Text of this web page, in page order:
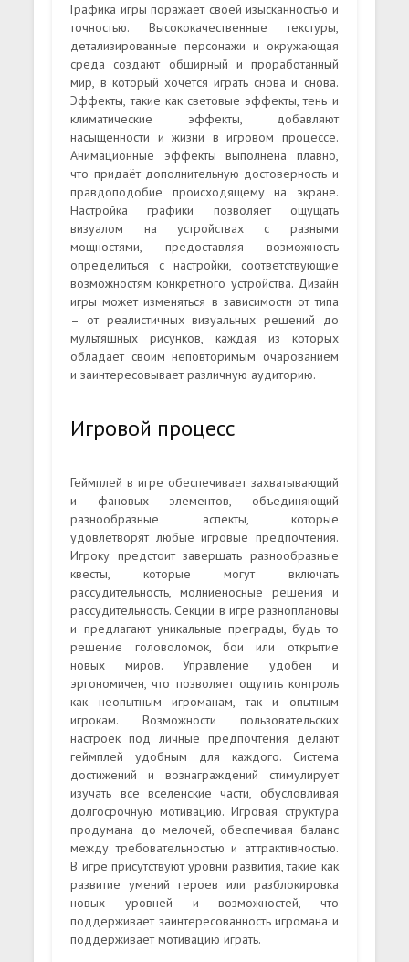
Графика игры поражает своей изысканностью и
точностью. Высококачественные текстуры,
детализированные персонажи и окружающая
среда создают обширный и проработанный
мир, в который хочется играть снова и снова.
Эффекты, такие как световые эффекты, тень и
климатические эффекты, добавляют
насыщенности и жизни в игровом процессе.
Анимационные эффекты выполнена плавно,
что придаёт дополнительную достоверность и
правдоподобие происходящему на экране.
Настройка графики позволяет ощущать
визуалом на устройствах с разными
мощностями, предоставляя возможность
определиться с настройки, соответствующие
возможностям конкретного устройства. Дизайн
игры может изменяться в зависимости от типа
– от реалистичных визуальных решений до
мультяшных рисунков, каждая из которых
обладает своим неповторимым очарованием
и заинтересовывает различную аудиторию.
Игровой процесс
Геймплей в игре обеспечивает захватывающий
и фановых элементов, объединяющий
разнообразные аспекты, которые
удовлетворят любые игровые предпочтения.
Игроку предстоит завершать разнообразные
квесты, которые могут включать
рассудительность, молниеносные решения и
рассудительность. Секции в игре разноплановы
и предлагают уникальные преграды, будь то
решение головоломок, бои или открытие
новых миров. Управление удобен и
эргономичен, что позволяет ощутить контроль
как неопытным игроманам, так и опытным
игрокам. Возможности пользовательских
настроек под личные предпочтения делают
геймплей удобным для каждого. Система
достижений и вознаграждений стимулирует
изучать все вселенские части, обусловливая
долгосрочную мотивацию. Игровая структура
продумана до мелочей, обеспечивая баланс
между требовательностью и аттрактивностью.
В игре присутствуют уровни развития, такие как
развитие умений героев или разблокировка
новых уровней и возможностей, что
поддерживает заинтересованность игромана и
поддерживает мотивацию играть.